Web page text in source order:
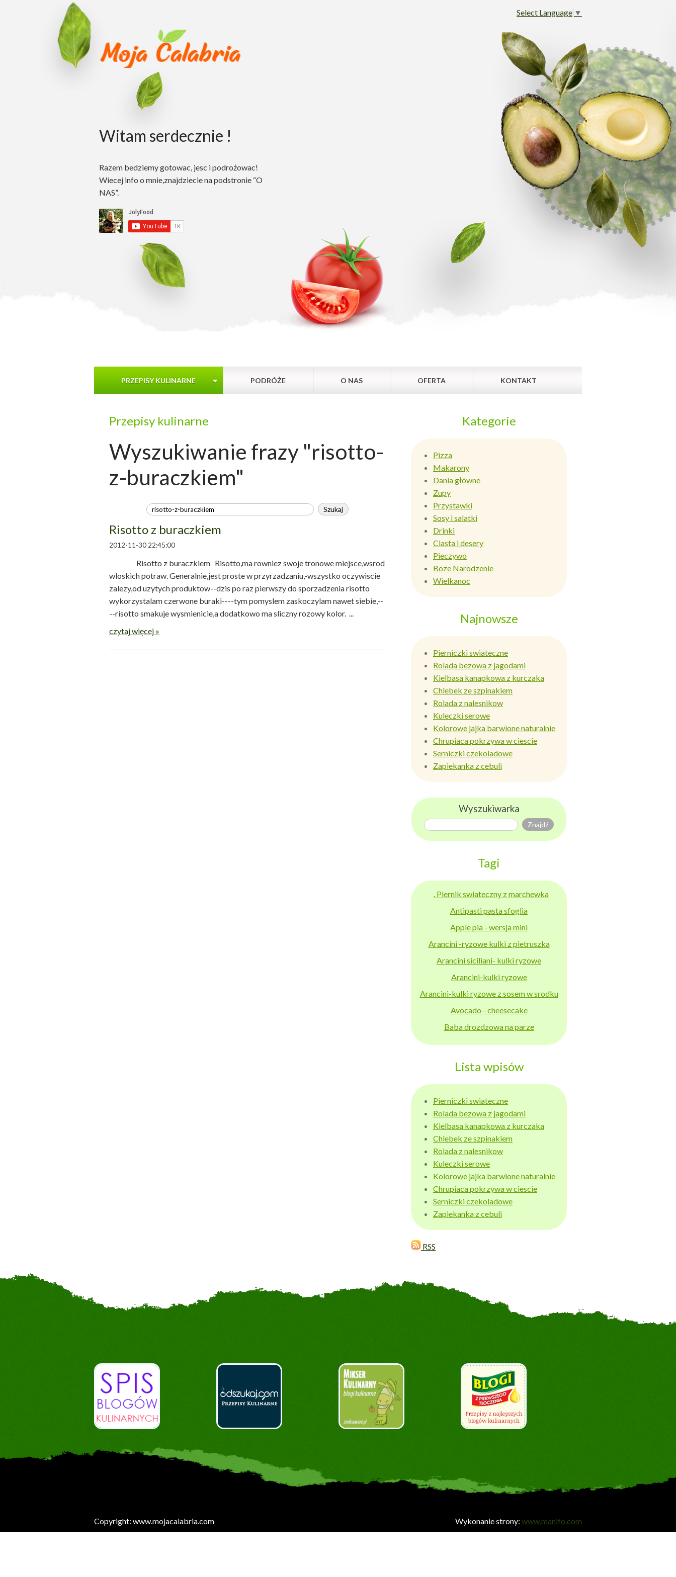
Witam serdecznie !
Razem bedziemy gotowac, jesc i podrożowac!
Wiecej info o mnie,znajdziecie na podstronie “O
NAS”.
Select Language ▼
PRZEPISY KULINARNE PODRÓŻE O NAS OFERTA KONTAKT
Przepisy kulinarne
Wyszukiwanie frazy "risotto-
z-buraczkiem"
Risotto z buraczkiem
2012-11-30 22:45:00
Risotto z buraczkiem Risotto,ma rowniez swoje tronowe miejsce,wsrod
wloskich potraw. Generalnie,jest proste w przyrzadzaniu,-wszystko oczywiscie
zalezy,od uzytych produktow--dzis po raz pierwszy do sporzadzenia risotto
wykorzystalam czerwone buraki----tym pomyslem zaskoczylam nawet siebie,--
--risotto smakuje wysmienicie,a dodatkowo ma sliczny rozowy kolor. ...
czytaj więcej »
Kategorie
Pizza
Makarony
Dania główne
Zupy
Przystawki
Sosy i salatki
Drinki
Ciasta i desery
Pieczywo
Boze Narodzenie
Wielkanoc
Najnowsze
Pierniczki swiateczne
Rolada bezowa z jagodami
Kielbasa kanapkowa z kurczaka
Chlebek ze szpinakiem
Rolada z nalesnikow
Kuleczki serowe
Kolorowe jajka barwione naturalnie
Chrupiaca pokrzywa w ciescie
Serniczki czekoladowe
Zapiekanka z cebuli
Wyszukiwarka
Tagi
. Piernik swiateczny z marchewka
Antipasti pasta sfoglia
Apple pia - wersja mini
Arancini -ryzowe kulki z pietruszka
Arancini siciliani- kulki ryzowe
Arancini-kulki ryzowe
Arancini-kulki ryzowe z sosem w srodku
Avocado - cheesecake
Baba drozdzowa na parze
Lista wpisów
Pierniczki swiateczne
Rolada bezowa z jagodami
Kielbasa kanapkowa z kurczaka
Chlebek ze szpinakiem
Rolada z nalesnikow
Kuleczki serowe
Kolorowe jajka barwione naturalnie
Chrupiaca pokrzywa w ciescie
Serniczki czekoladowe
Zapiekanka z cebuli
RSS
Copyright: www.mojacalabria.com Wykonanie strony: www.manifo.com